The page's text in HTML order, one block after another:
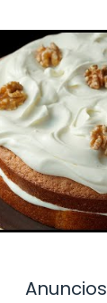
Anuncios